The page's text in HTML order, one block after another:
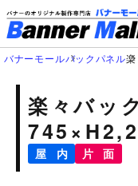
バナーモールバックパネル
楽々バッ
屋 内 片 面